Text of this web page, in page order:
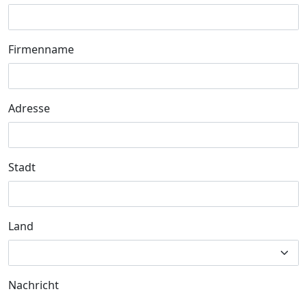
Firmenname
Adresse
Stadt
Land
Nachricht